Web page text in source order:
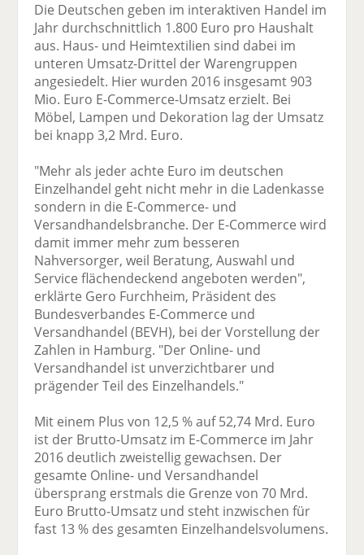
Die Deutschen geben im interaktiven Handel im
Jahr durchschnittlich 1.800 Euro pro Haushalt
aus. Haus- und Heimtextilien sind dabei im
unteren Umsatz-Drittel der Warengruppen
angesiedelt. Hier wurden 2016 insgesamt 903
Mio. Euro E-Commerce-Umsatz erzielt. Bei
Möbel, Lampen und Dekoration lag der Umsatz
bei knapp 3,2 Mrd. Euro.
"Mehr als jeder achte Euro im deutschen
Einzelhandel geht nicht mehr in die Ladenkasse
sondern in die E-Commerce- und
Versandhandelsbranche. Der E-Commerce wird
damit immer mehr zum besseren
Nahversorger, weil Beratung, Auswahl und
Service flächendeckend angeboten werden",
erklärte Gero Furchheim, Präsident des
Bundesverbandes E-Commerce und
Versandhandel (BEVH), bei der Vorstellung der
Zahlen in Hamburg. "Der Online- und
Versandhandel ist unverzichtbarer und
prägender Teil des Einzelhandels."
Mit einem Plus von 12,5 % auf 52,74 Mrd. Euro
ist der Brutto-Umsatz im E-Commerce im Jahr
2016 deutlich zweistellig gewachsen. Der
gesamte Online- und Versandhandel
übersprang erstmals die Grenze von 70 Mrd.
Euro Brutto-Umsatz und steht inzwischen für
fast 13 % des gesamten Einzelhandelsvolumens.